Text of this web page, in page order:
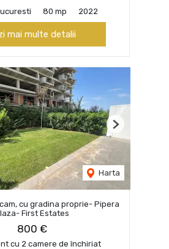
80 mp 2022
mai multe detalii
Harta
Next
cu gradina proprie- Pipera
First Estates
800 €
cu 2 camere de închiriat